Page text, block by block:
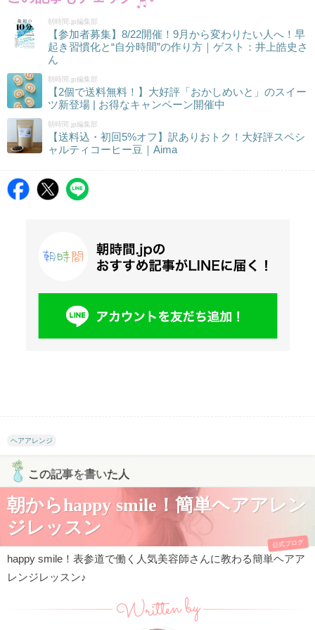
朝時間.jp編集部
【参加者募集】8/22開催！9月から変わりたい人へ！早
起き習慣化と“自分時間”の作り方｜ゲスト：井上皓史さ
ん
朝時間.jp編集部
【2個で送料無料！】大好評「おかしめいと」のスイー
ツ新登場 | お得なキャンペーン開催中
朝時間.jp編集部
【送料込・初回5%オフ】訳ありおトク！大好評スペシ
ャルティコーヒー豆｜Aima
ヘアアレンジ
この記事を書いた人
朝からhappy smile！簡単ヘアアレン
ジレッスン
公式ブログ
happy smile！表参道で働く人気美容師さんに教わる簡単ヘアア
レンジレッスン♪
Written by